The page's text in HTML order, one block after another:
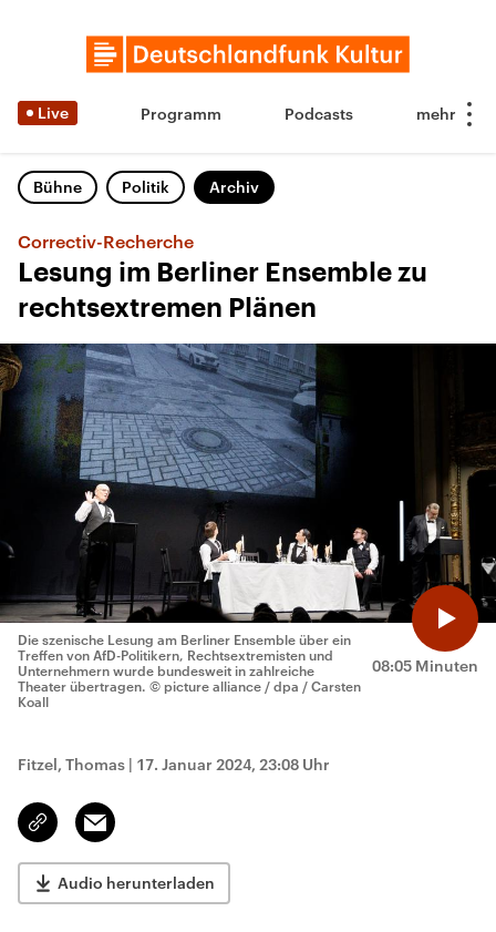
Live Programm Podcasts
Bühne Politik Archiv
Correctiv-Recherche
Lesung im Berliner Ensemble zu
rechtsextremen Plänen
08:05 Minuten
Die szenische Lesung am Berliner Ensemble über ein
Treffen von AfD-Politikern, Rechtsextremisten und
Unternehmern wurde bundesweit in zahlreiche
Theater übertragen. © picture alliance / dpa / Carsten
Koall
Fitzel, Thomas | 17. Januar 2024, 23:08 Uhr
Link
kopieren/teilen
Email
Audio herunterladen